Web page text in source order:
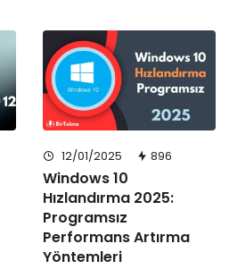
12/01/2025 896
Windows 10
Hızlandırma 2025:
Programsız
Performans Artırma
Yöntemleri